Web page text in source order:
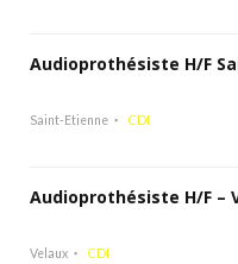
Audioprothésiste H/F
Saint-Etienne CDI
Audioprothésiste H/F –
Velaux CDI